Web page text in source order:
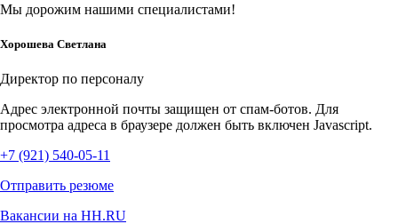
Мы дорожим нашими специалистами!
Хорошева Светлана
Директор по персоналу
Адрес электронной почты защищен от спам-ботов. Для
просмотра адреса в браузере должен быть включен Javascript.
+7 (921) 540-05-11
Отправить резюме
Вакансии на HH.RU